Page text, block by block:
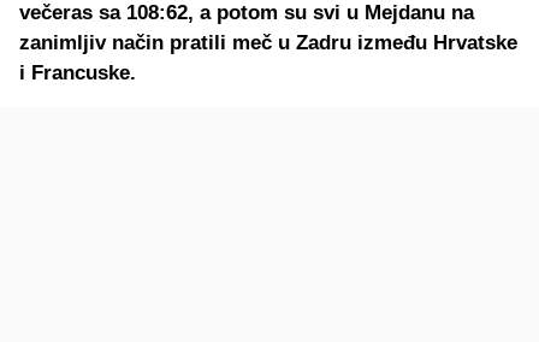
večeras sa 108:62, a potom su svi u Mejdanu na
zanimljiv način pratili meč u Zadru između Hrvatske
i Francuske.